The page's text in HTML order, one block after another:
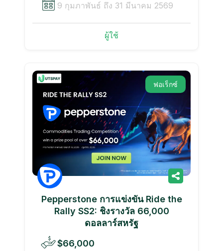
9 กุมภาพันธ์ ถึง 31 มีนาคม 2569
ผู้ใช้
ฟอเร็กซ์
Pepperstone การแข่งขัน Ride the
Rally SS2: ชิงรางวัล 66,000
ดอลลาร์สหรัฐ
$66,000